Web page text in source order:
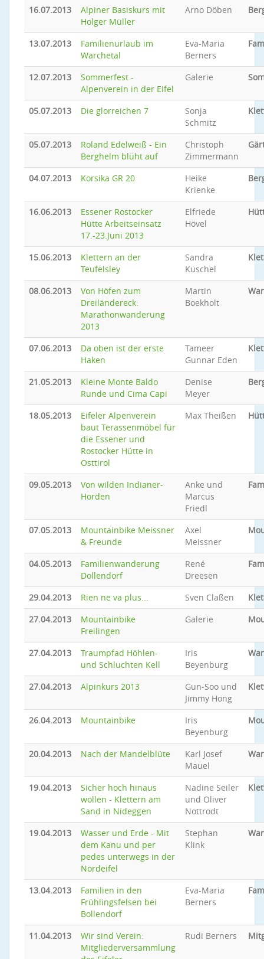
16.07.2013
Alpiner Basiskurs mit
Holger Müller
Arno Döben
13.07.2013
Familienurlaub im
Warchetal
Eva-Maria
Berners
12.07.2013
Sommerfest -
Alpenverein in der Eifel
Galerie
05.07.2013 Die glorreichen 7
Sonja
Schmitz
05.07.2013
Roland Edelweiß - Ein
Berghelm blüht auf
Christoph
Zimmermann
04.07.2013 Korsika GR 20
Heike
Krienke
16.06.2013
Essener Rostocker
Hütte Arbeitseinsatz
17.-23.Juni 2013
Elfriede
Hövel
15.06.2013
Klettern an der
Teufelsley
Sandra
Kuschel
08.06.2013
Von Höfen zum
Dreiländereck:
Marathonwanderung
2013
Martin
Boekholt
07.06.2013
Da oben ist der erste
Haken
Tameer
Gunnar Eden
21.05.2013
Kleine Monte Baldo
Runde und Cima Capi
Denise
Meyer
18.05.2013
Eifeler Alpenverein
baut Terassenmöbel für
die Essener und
Rostocker Hütte in
Osttirol
Max Theißen
09.05.2013
Von wilden Indianer-
Horden
Anke und
Marcus
Friedl
07.05.2013
Mountainbike Meissner
& Freunde
Axel
Meissner
04.05.2013
Familienwanderung
Dollendorf
René
Dreesen
29.04.2013 Rien ne va plus... Sven Claßen
27.04.2013
Mountainbike
Freilingen
Galerie
27.04.2013
Traumpfad Höhlen-
und Schluchten Kell
Iris
Beyenburg
27.04.2013 Alpinkurs 2013
Gun-Soo und
Jimmy Hong
26.04.2013 Mountainbike
Iris
Beyenburg
20.04.2013 Nach der Mandelblüte
Karl Josef
Mauel
19.04.2013
Sicher hoch hinaus
wollen - Klettern am
Sand in Nideggen
Nadine Seiler
und Oliver
Nottrodt
19.04.2013
Wasser und Erde - Mit
dem Kanu und per
pedes unterwegs in der
Nordeifel
Stephan
Klink
13.04.2013
Familien in den
Frühlingsfelsen bei
Bollendorf
Eva-Maria
Berners
11.04.2013
Wir sind Verein:
Mitgliederversammlung
Rudi Berners